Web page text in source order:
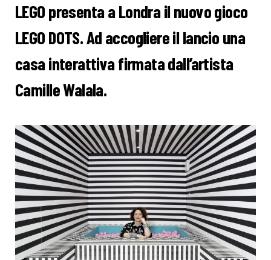
LEGO presenta a Londra il nuovo gioco
LEGO DOTS. Ad accogliere il lancio una
casa interattiva firmata dall’artista
Camille Walala.